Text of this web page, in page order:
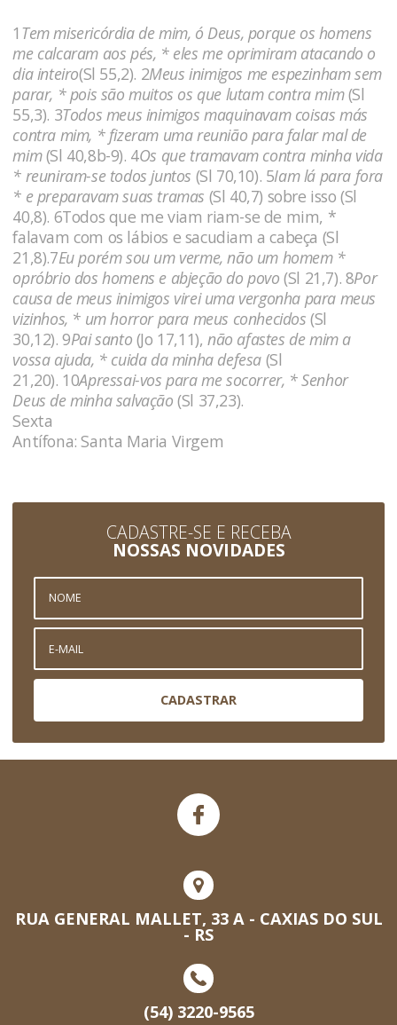
1 Tem misericórdia de mim, ó Deus, porque os homens
me calcaram aos pés, * eles me oprimiram atacando o
dia inteiro(Sl 55,2). 2Meus inimigos me espezinham sem
parar, * pois são muitos os que lutam contra mim(Sl
55,3). 3Todos meus inimigos maquinavam coisas más
contra mim, * fizeram uma reunião para falar mal de
mim(Sl 40,8b-9). 4Os que tramavam contra minha vida
* reuniram-se todos juntos (Sl 70,10). 5Iam lá para fora
* e preparavam suas tramas (Sl 40,7) sobre isso (Sl
40,8). 6Todos que me viam riam-se de mim, *
falavam com os lábios e sacudiam a cabeça (Sl
21,8).7Eu porém sou um verme, não um homem *
opróbrio dos homens e abjeção do povo(Sl 21,7). 8Por
causa de meus inimigos virei uma vergonha para meus
vizinhos, * um horror para meus conhecidos(Sl
30,12). 9Pai santo (Jo 17,11), não afastes de mim a
vossa ajuda, * cuida da minha defesa (Sl
21,20). 10Apressai-vos para me socorrer, * Senhor
Deus de minha salvação(Sl 37,23).
Sexta
Antífona: Santa Maria Virgem
CADASTRE-SE E RECEBA
NOSSAS NOVIDADES
CADASTRAR
RUA GENERAL MALLET, 33 A - CAXIAS DO SUL
- RS
(54) 3220-9565